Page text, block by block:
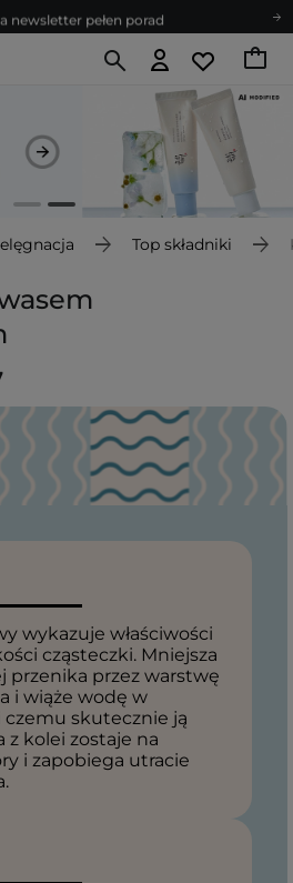
newsletter pełen porad
kosmetologiczne
jeszcze więcej punktów
newsletter pełen porad
Top składniki
wykazuje właściwości
cząsteczki. Mniejsza
przenika przez warstwę
i wiąże wodę w
czemu skutecznie ją
z kolei zostaje na
i zapobiega utracie